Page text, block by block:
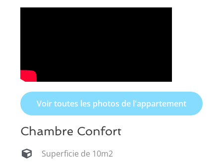
Voir toutes les photos de l'appartement
Chambre Confort
Superficie de 10m2